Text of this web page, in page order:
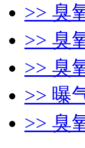
>> 臭
>> 臭
>> 臭
>> 曝
>> 臭